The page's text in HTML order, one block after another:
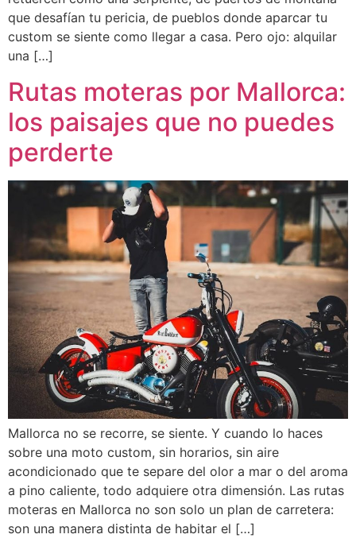
que desafían tu pericia, de pueblos donde aparcar tu
custom se siente como llegar a casa. Pero ojo: alquilar
una […]
Rutas moteras por Mallorca:
los paisajes que no puedes
perderte
Mallorca no se recorre, se siente. Y cuando lo haces
sobre una moto custom, sin horarios, sin aire
acondicionado que te separe del olor a mar o del aroma
a pino caliente, todo adquiere otra dimensión. Las rutas
moteras en Mallorca no son solo un plan de carretera:
son una manera distinta de habitar el […]